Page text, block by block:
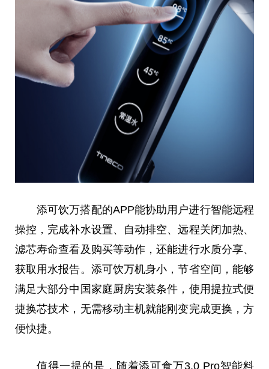
添可饮万搭配的APP能协助用户进行智能远程
操控，完成补水设置、自动排空、远程关闭加热、
滤芯寿命查看及购买等动作，还能进行水质分享、
获取用水报告。添可饮万机身小，节省空间，能够
满足大部分中国 家庭厨房安装条件，使用提拉式便
捷换芯技术，无需移动主机就能刚变完成更换，方
便快捷。
值得一提的是，随着添可食万3.0 Pro智能料